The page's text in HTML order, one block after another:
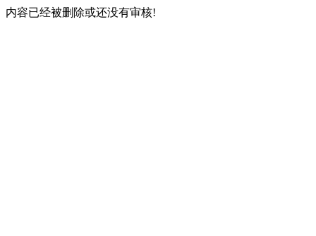
内容已经被删除或还没有审核!